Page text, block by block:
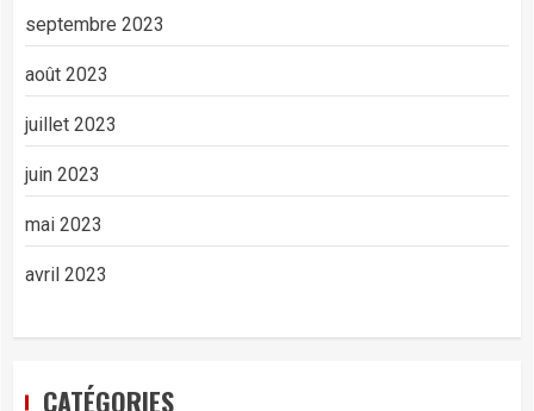
septembre 2023
août 2023
juillet 2023
juin 2023
mai 2023
avril 2023
CATÉGORIES